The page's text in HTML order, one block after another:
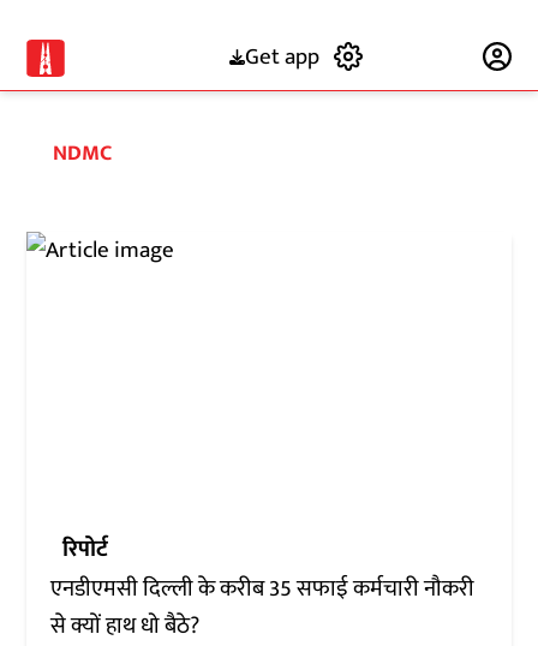
Get app
NDMC
रिपोर्ट
एनडीएमसी दिल्ली के करीब 35 सफाई कर्मचारी नौकरी
से क्यों हाथ धो बैठे?